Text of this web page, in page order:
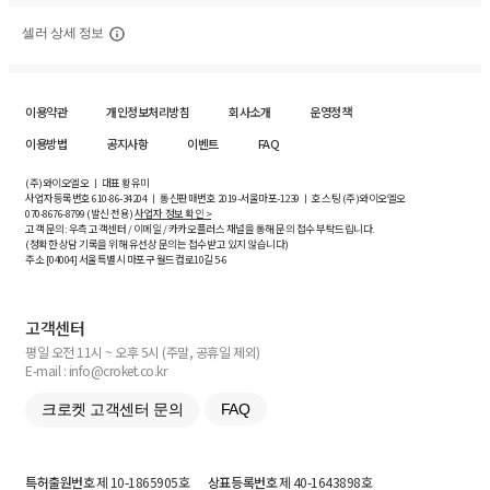
셀러 상세 정보
이용약관 개인정보처리방침 회사소개
운영정책
이용방법
공지사항 이벤트 FAQ
(주)와이오엘오 ㅣ 대표 황유미
사업자등록번호610-86-34204ㅣ 통신판매번호 2019-서울마포-1239 ㅣ 호스팅 (주)와이오엘오
070-8676-8799 (발신 전용)사업자 정보 확인 >
고객 문의: 우측 고객센터 / 이메일 / 카카오플러스 채널을 통해 문의 접수 부탁드립니다.
(정확한 상담 기록을 위해 유선상 문의는 접수받고 있지 않습니다)
주소 [04004] 서울특별시 마포구 월드컵로10길5-6
고객센터
평일 오전 11시 ~ 오후 5시 (주말, 공휴일 제외)
E-mail : info@croket.co.kr
크로켓 고객센터 문의 FAQ
특허출원번호제 10-1865905호 상표등록번호제 40-1643898호